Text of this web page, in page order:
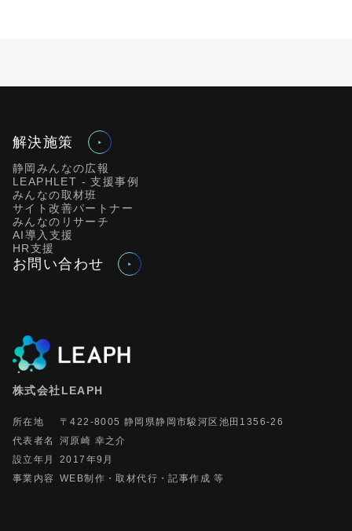
解決施策
静岡みんなの広報
LEAPHLET - 支援事例
みんなの取材班
サイト改善パートナー
みんなのリサーチ
AI導入支援
HR支援
お問い合わせ
株式会社LEAPH
所在地
〒422-8005 静岡県静岡市駿河区池田1356-26
代表者名
河原崎 幸之介
設立年月
2017年9月
事業内容
WEB制作・取材代行・記事作成 等